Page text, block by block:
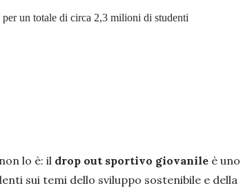
un totale di circa 2,3 milioni di studenti
lo è: il drop out sportivo giovanile è
sui temi dello sviluppo sostenibile e